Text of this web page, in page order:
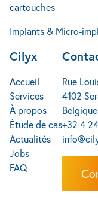
cartouches
Implants & Micro-
Cilyx
Accueil
Services
À propos
Étude de cas
Actualités
Jobs
FAQ
Rue
4102
Belgique
+32 4